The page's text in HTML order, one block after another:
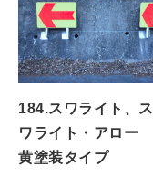
184.スワライト、ス
ワライト・アロー
黄塗装タイプ